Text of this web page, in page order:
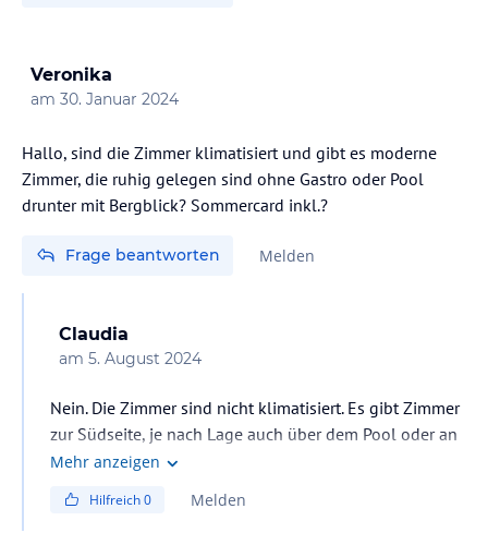
Veronika
am 30. Januar 2024
Hallo, sind die Zimmer klimatisiert und gibt es moderne
Zimmer, die ruhig gelegen sind ohne Gastro oder Pool
drunter mit Bergblick? Sommercard inkl.?
Frage beantworten Melden
Claudia
am 5. August 2024
Nein. Die Zimmer sind nicht klimatisiert. Es gibt Zimmer
zur Südseite, je nach Lage auch über dem Pool oder an
der Straße und Zimmer zur Nordseite mit Bergblick. Man
erhält eine Gästekarte mit verschiedenen
Mehr anzeigen
Hilfreich0 Melden